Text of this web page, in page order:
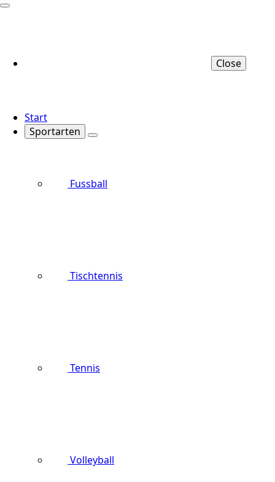
Close
Start
Sportarten
Fussball
Tischtennis
Tennis
Volleyball